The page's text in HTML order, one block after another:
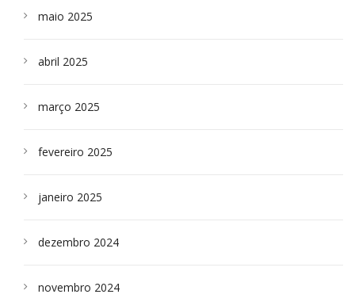
maio 2025
abril 2025
março 2025
fevereiro 2025
janeiro 2025
dezembro 2024
novembro 2024